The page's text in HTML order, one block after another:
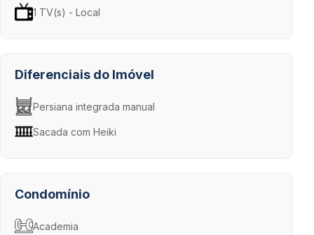
1 TV(s) - Local
Diferenciais do Imóvel
Persiana integrada manual
Sacada com Heiki
Condomínio
Academia